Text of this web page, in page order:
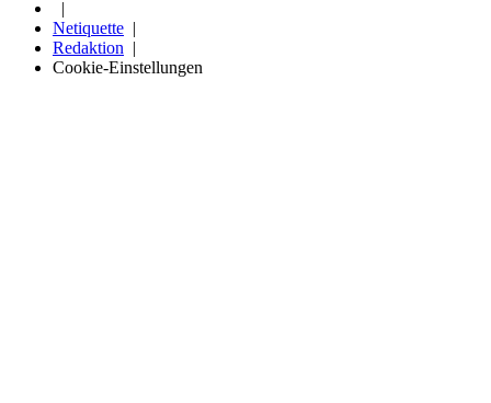
Netiquette
Redaktion
Cookie-Einstellungen